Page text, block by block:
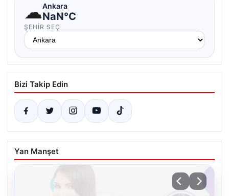
☁Ankara
NaN°C
ŞEHIR SEÇ
Bizi Takip Edin
Yan Manşet